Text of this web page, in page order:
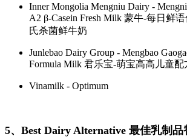
Inner Mongolia Mengniu Dairy -
A2 β-Casein Fresh Milk 蒙牛-每日鲜
氏杀菌鲜牛奶
Junlebao Dairy Group - Mengbao
Formula Milk 君乐宝-萌宝高高儿童配
Vinamilk - Optimum
5、Best Dairy Alternative 最佳乳制品